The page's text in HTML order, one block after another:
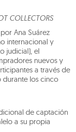
COLLECTORS
Ana Suárez
internacional y
judicial), el
nuevos y
a través de
durante los cinco
de captación
a su propia